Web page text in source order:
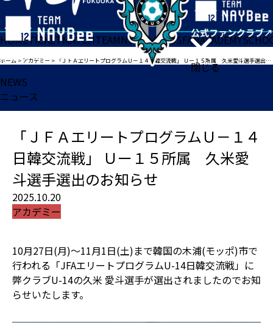
閉じる
HOMETICKETMATCHTEAMNEWSGOODSFANACADEMY
ホーム > アカデミー > 「ＪＦＡエリートプログラムＵ－１４日韓交流戦」 Ｕー１５所属 久米愛斗選手選出のお知らせ
NEWS
ニュース
「ＪＦＡエリートプログラムＵ－１４
日韓交流戦」 Ｕー１５所属 久米愛
斗選手選出のお知らせ
2025.10.20
アカデミー
10月27日(月)〜11月1日(土)まで韓国の木浦(モッポ)市で
行われる「JFAエリートプログラムU-14日韓交流戦」に
弊クラブU-14の久米 愛斗選手が選出されましたのでお知
らせいたします。